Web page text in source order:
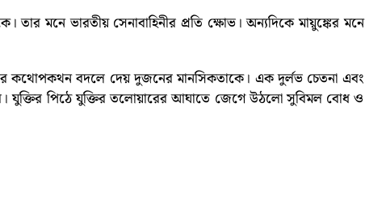
মনে ভারতীয় সেনাবাহিনীর প্রতি ক্ষোভ। অন্যদিকে মায়ুঙ্কের মনে
কথোপকথন বদলে দেয় দুজনের মানসিকতাকে। এক দুর্লভ চেতনা এবং
যুক্তির পিঠে যুক্তির তলোয়ারের আঘাতে জেগে উঠলো সুবিমল বোধ ও